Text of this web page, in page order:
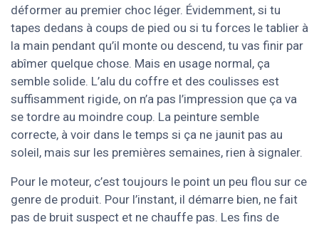
déformer au premier choc léger. Évidemment, si tu
tapes dedans à coups de pied ou si tu forces le tablier à
la main pendant qu’il monte ou descend, tu vas finir par
abîmer quelque chose. Mais en usage normal, ça
semble solide. L’alu du coffre et des coulisses est
suffisamment rigide, on n’a pas l’impression que ça va
se tordre au moindre coup. La peinture semble
correcte, à voir dans le temps si ça ne jaunit pas au
soleil, mais sur les premières semaines, rien à signaler.
Pour le moteur, c’est toujours le point un peu flou sur ce
genre de produit. Pour l’instant, il démarre bien, ne fait
pas de bruit suspect et ne chauffe pas. Les fins de